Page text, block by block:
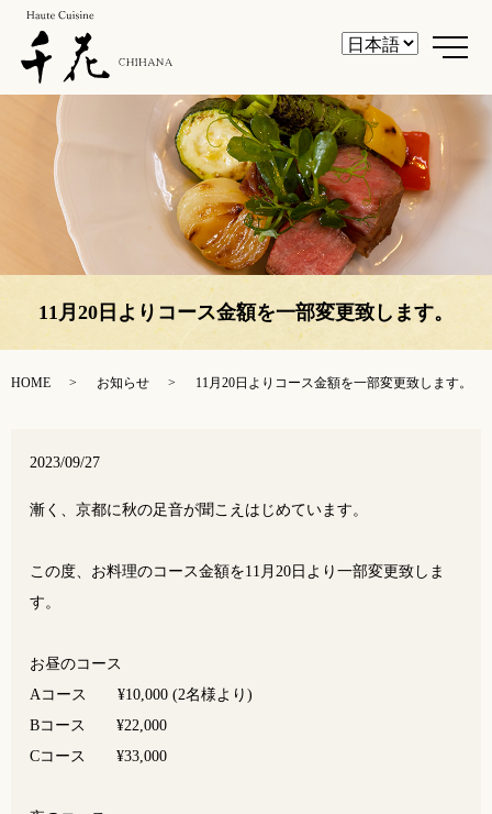
メ
11月20日よりコース金額を一部変更致します。
HOME お知らせ 11月20日よりコース金額を一部変更致します。
2023/09/27
漸く、京都に秋の足音が聞こえはじめています。
この度、お料理のコース金額を11月20日より一部変更致しま
す。
お昼のコース
Aコース ¥10,000 (2名様より)
Bコース ¥22,000
Cコース ¥33,000